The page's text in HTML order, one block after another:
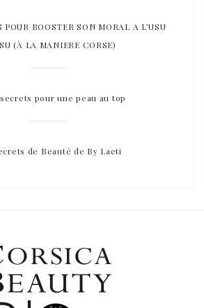
POUR BOOSTER SON MORAL A L’USU
(À LA MANIERE CORSE)
pour une peau au top
de Beauté de By Laeti